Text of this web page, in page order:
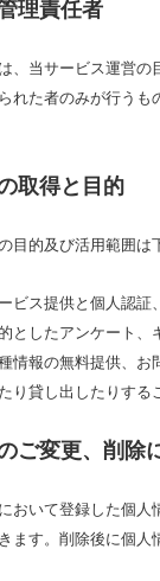
理責任者
、当サービス運営の
れた者のみが行うも
取得と目的
目的及び活用範囲は
ビス提供と個人認証
としたアンケート、
情報の無料提供、お
り貸し出したりする
ご変更、削除
おいて登録した個人
ます。削除後に個人